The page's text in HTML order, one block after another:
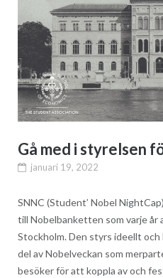
Gå med i styrelsen
januari 19, 2022
SNNC (Student’ Nobel
till Nobelbanketten som varje år
Stockholm. Den styrs ideellt
del av Nobelveckan som
besöker för att koppla av och